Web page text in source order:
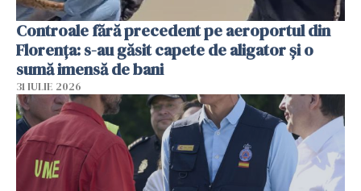
Controale fără precedent pe aeroportul din
Florența: s-au găsit capete de aligator și o
sumă imensă de bani
31 IULIE 2026